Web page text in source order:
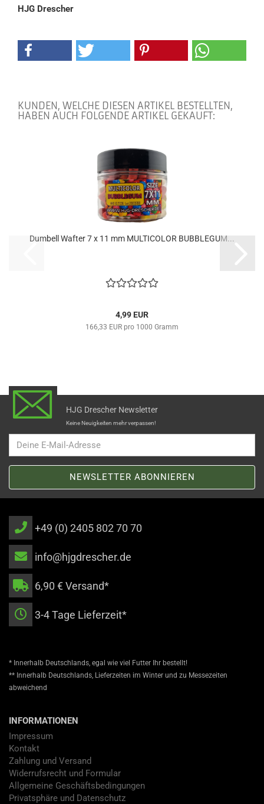
HJG Drescher
KUNDEN, WELCHE DIESEN ARTIKEL BESTELLTEN,
HABEN AUCH FOLGENDE ARTIKEL GEKAUFT:
Dumbell Wafter 7 x 11 mm MULTICOLOR BUBBLEGUM...
4,99 EUR
166,33 EUR pro 1000 Gramm
HJG Drescher Newsletter
Keine Neuigkeiten mehr verpassen!
+49 (0) 2405 802 70 70
info@hjgdrescher.de
6,90 € Versand*
3-4 Tage Lieferzeit*
* Innerhalb Deutschlands, egal wie viel Futter Ihr bestellt!
** Innerhalb Deutschlands, Lieferzeiten im Winter und zu Messezeiten
abweichend
INFORMATIONEN
Impressum
Kontakt
Zahlung und Versand
Widerrufsrecht und Formular
Allgemeine Geschäftsbedingungen
Privatsphäre und Datenschutz